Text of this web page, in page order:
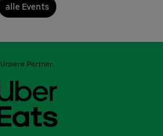
alle Events
Unsere Partner: